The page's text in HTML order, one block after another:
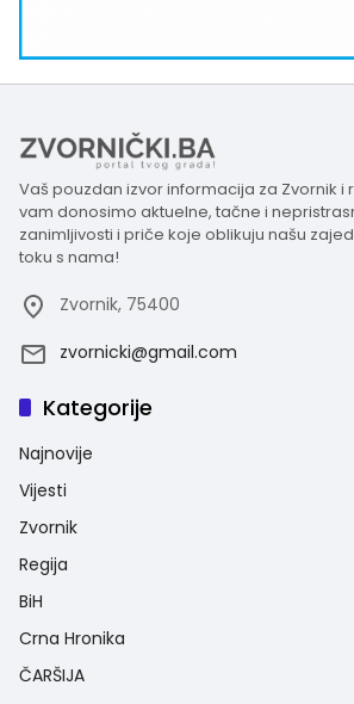
Vaš pouzdan izvor informacija za Zvornik i
vam donosimo aktuelne, tačne i
zanimljivosti i priče koje oblikuju našu
toku s nama!
Zvornik, 75400
zvornicki@gmail.com
Kategorije
Najnovije
Vijesti
Zvornik
Regija
BiH
Crna Hronika
ČARŠIJA